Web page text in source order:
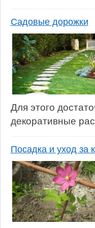
Садовые дорожки
Для этого
декоративные
Посадка и уход за